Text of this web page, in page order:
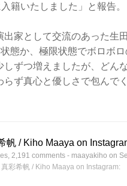
籍いたしました」と報告。
出家として交流のあった生
状態か、極限状態でボロボ
しずつ増えましたが、どん
らず真心と優しさで包んで
帆 / Kiho Maaya on
2,191 comments - maayakiho on
真彩希帆 / Kiho Maaya on Instagram: